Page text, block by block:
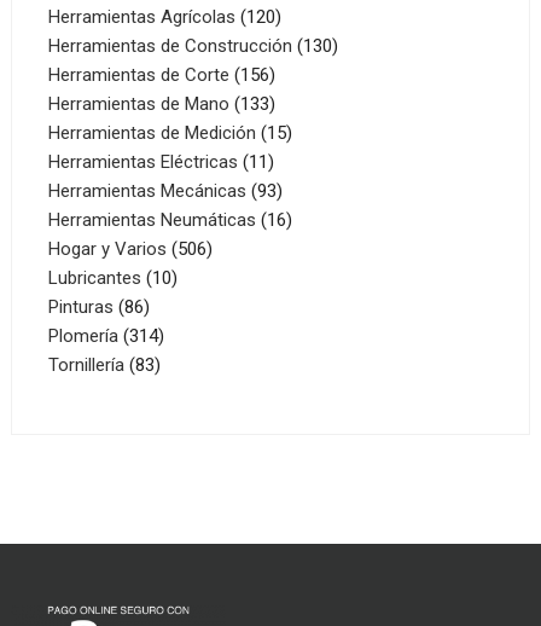
productos
Herramientas Agrícolas 120120
productos
Herramientas de Construcción 130130
Herramientas de Corte 156156
productos
Herramientas de Mano 133133
productos
Herramientas de Medición 1515
Herramientas Eléctricas 1111
productos
Herramientas Mecánicas 9393
productos
Herramientas Neumáticas 1616
Hogar y Varios 506506
Lubricantes 1010
Pinturas 8686
productos
Plomería 314314
productos
Tornillería 8383